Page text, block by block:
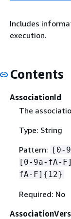
Includes
execution.
Contents
AssociationId
The
Type: String
Pattern: [0-
[0-9a-fA-F]
fA-F] { 12}
Required: No